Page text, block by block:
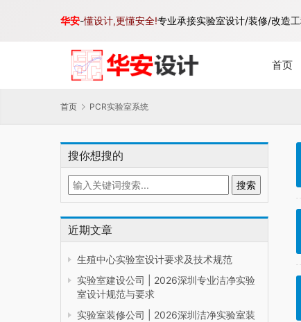
首页
首页 PCR实验室系统
搜你想搜的
近期文章
生殖中心实验室设计要求及技术规范
实验室建设公司 | 2026深圳专业洁净实验
室设计规范与要求
实验室装修公司 | 2026深圳洁净实验室装
华安-懂设计,更懂安全!专业承接实验室设计/装修/改造